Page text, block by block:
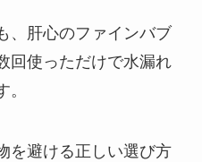
、肝心のファインバブ
回使っただけで水漏れ
を避ける正しい選び方